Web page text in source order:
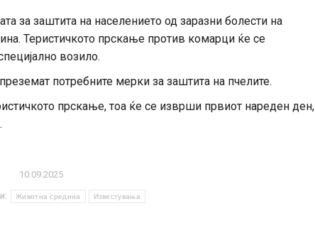
за заштита на населението од заразни болести на
Теристичкото прскање против комарци ќе се
возило.
потребните мерки за заштита на пчелите.
прскање, тоа ќе се изврши првиот нареден ден,
10.09.2025
Животна средина Известувања